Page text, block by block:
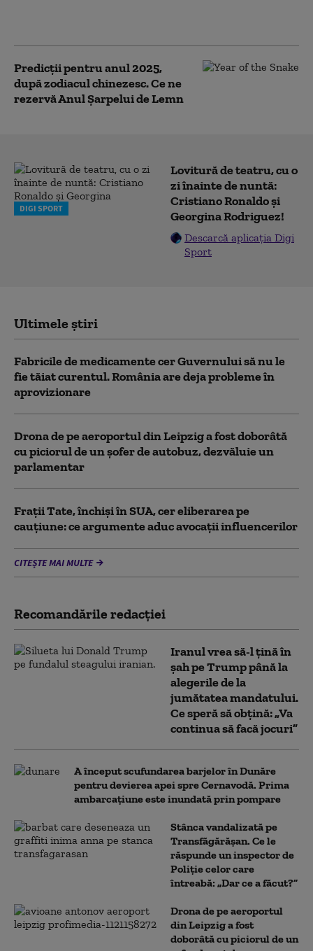
Predicții pentru anul 2025,
după zodiacul chinezesc. Ce ne
rezervă Anul Șarpelui de Lemn
DIGI SPORT
Lovitură de teatru, cu o
zi înainte de nuntă:
Cristiano Ronaldo și
Georgina Rodriguez!
Descarcă aplicația Digi
Sport
Ultimele știri
Fabricile de medicamente cer Guvernului să nu le
fie tăiat curentul. România are deja probleme în
aprovizionare
Drona de pe aeroportul din Leipzig a fost doborâtă
cu piciorul de un şofer de autobuz, dezvăluie un
parlamentar
Frații Tate, închiși în SUA, cer eliberarea pe
cauțiune: ce argumente aduc avocații influencerilor
CITEȘTE MAI MULTE
Recomandările redacţiei
Iranul vrea să-l țină în
șah pe Trump până la
alegerile de la
jumătatea mandatului.
Ce speră să obțină: „Va
continua să facă jocuri”
A început scufundarea barjelor în Dunăre
pentru devierea apei spre Cernavodă. Prima
ambarcațiune este inundată prin pompare
Stânca vandalizată pe
Transfăgărășan. Ce le
răspunde un inspector de
Poliție celor care
întreabă: „Dar ce a făcut?”
Drona de pe aeroportul
din Leipzig a fost
doborâtă cu piciorul de un